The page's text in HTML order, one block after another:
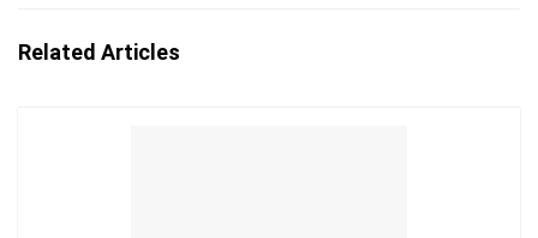
Related Articles